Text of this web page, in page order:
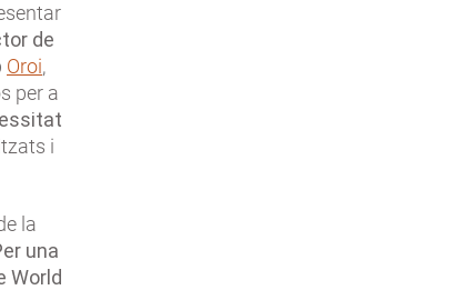
de
Oroi,
per a
i
la
una
World